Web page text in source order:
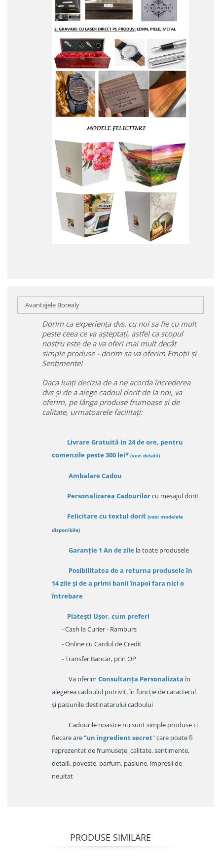
Avantajele Borealy
Dorim ca experiența dvs. cu noi sa fie cu mult
peste ceea ce va așteptați, astfel ca scopul
nostru este de a va oferi mai mult decât
simple produse - dorim sa va oferim Emoții și
Sentimente!
Daca luați decizia de a ne acorda încrederea
dvs și de a alege cadoul dorit de la noi, va
oferim, pe lânga produse frumoase și de
calitate, urmatoarele facilitați:
Livrare Gratuită in 24 de ore, pentru
comenzile peste 300 lei* (vezi detalii)
Ambalare Cadou
Personalizarea Cadourilorcu mesajul dorit
Felicitare cu textul dorit (vezi modelele
disponibile)
Garanție 1 An de zile la toate produsele
Posibilitatea de a returna produsele în
14 zileși de a primi banii înapoi fara nici o
întrebare
Platești Ușor, cum preferi
- Cash la Curier - Ramburs
- Online cu Cardul de Credit
- Transfer Bancar, prin OP
Va oferim Consultanța Personalizataîn
alegerea cadoulul potrivit, în funcție de caracterul
și pasiunile destinatarului cadoului
Cadourile noastre nu sunt simple produse ci
fiecare are "un ingredient secret" care poate fi
reprezentat de frumusețe, calitate, sentimente,
detalii, poveste, parfum, pasiune, impresii de
neuitat
PRODUSE SIMILARE